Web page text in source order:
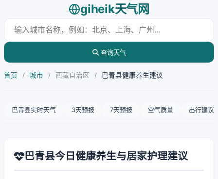
giheik天气网
查询天气
首页 / 城市 / 西藏自治区 / 巴青县健康养生建议
巴青县实时天气 3天预报 7天预报 空气质量 出行建议
巴青县今日健康养生与居家护理建议